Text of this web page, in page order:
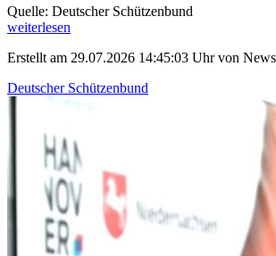
Quelle: Deutscher Schützenbund
weiterlesen
Erstellt am 29.07.2026 14:45:03 Uhr von
Deutscher Schützenbund